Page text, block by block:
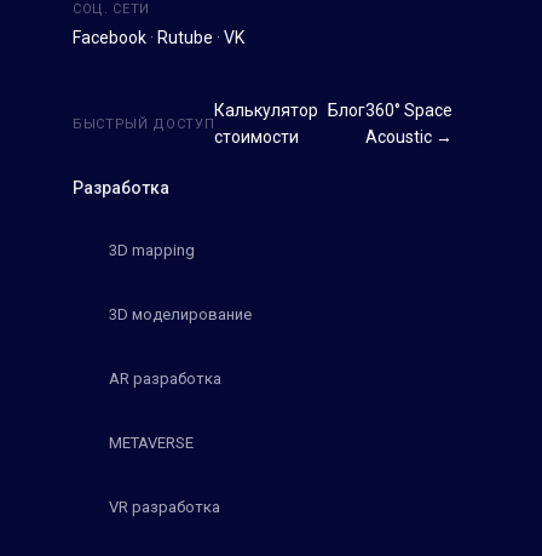
СОЦ. СЕТИ
Facebook · Rutube · VK
Разработка
3D mapping
3D моделирование
AR разработка
METAVERSE
VR разработка
БЫСТРЫЙ ДОСТУП
Калькулятор
стоимости
Блог360° Space
Acoustic →